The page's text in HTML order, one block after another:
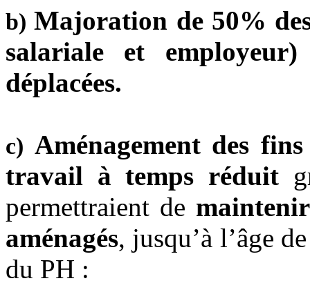
b)Majoration de 50%
salariale et
déplacées.
c) Aménagement des
travail à temps réduit
permettraient de
aménagés, jusqu’à l’âge
du PH :